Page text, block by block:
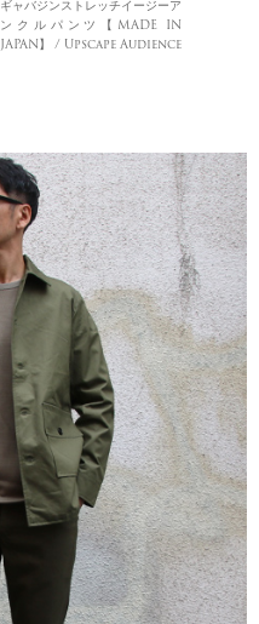
ギャバジンストレッチイージーア
ンクルパンツ【MADE IN
JAPAN】 / Upscape Audience